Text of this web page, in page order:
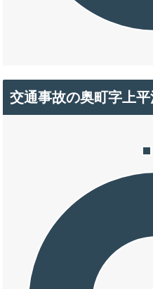
交通事故の奥町字上